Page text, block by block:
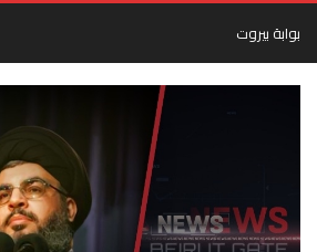
بوابة بيروت